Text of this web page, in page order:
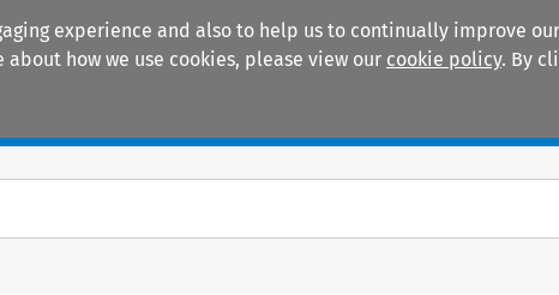
experience and also to help us to continually improve
how we use cookies, please view our cookie policy. By